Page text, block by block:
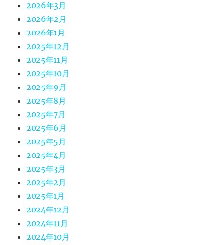
2026年3月
2026年2月
2026年1月
2025年12月
2025年11月
2025年10月
2025年9月
2025年8月
2025年7月
2025年6月
2025年5月
2025年4月
2025年3月
2025年2月
2025年1月
2024年12月
2024年11月
2024年10月